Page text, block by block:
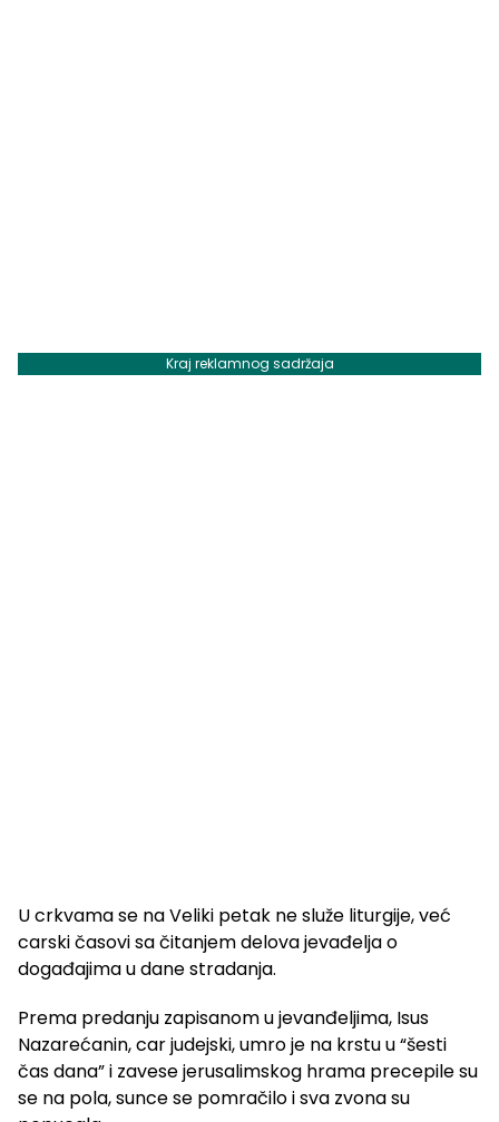
Kraj reklamnog sadržaja
U crkvama se na Veliki petak ne služe liturgije, već
carski časovi sa čitanjem delova jevađelja o
događajima u dane stradanja.
Prema predanju zapisanom u jevanđeljima, Isus
Nazarećanin, car judejski, umro je na krstu u “šesti
čas dana” i zavese jerusalimskog hrama precepile su
se na pola, sunce se pomračilo i sva zvona su